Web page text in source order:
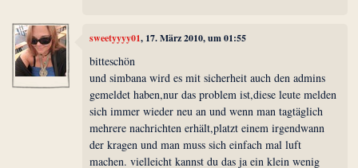
sweetyyyy01, 17. März 2010, um 01:55
bitteschön
und simbana wird es mit sicherheit auch den admins
gemeldet haben,nur das problem ist,diese leute melden
sich immer wieder neu an und wenn man tagtäglich
mehrere nachrichten erhält,platzt einem irgendwann
der kragen und man muss sich einfach mal luft
machen. vielleicht kannst du das ja ein klein wenig